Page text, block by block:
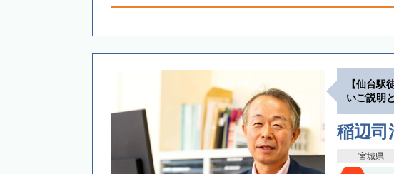
【仙台駅
いご説明
稲辺司
宮城県